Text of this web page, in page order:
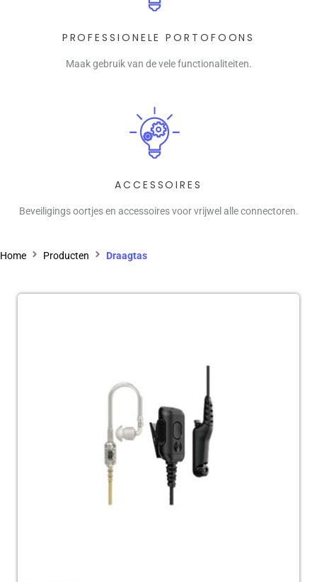
PROFESSIONELE PORTOFOONS
Maak gebruik van de vele functionaliteiten.
ACCESSOIRES
Beveiligings oortjes en accessoires voor vrijwel alle connectoren.
Home Producten Draagtas